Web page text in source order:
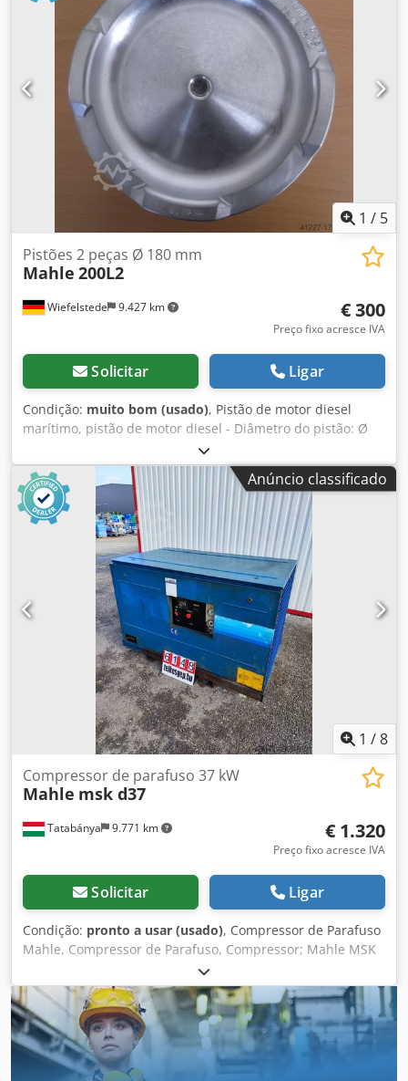
610 mm Dodpfx Ajwbz Daoqqsck -Peso: 4,2 kg
1 / 5
Wiefelstede 9.427 km
Pistões 2 peças Ø 180 mm
Mahle 200L2
€ 300
Preço fixo acresce IVA
Solicitar Ligar
Condição: muito bom (usado), Pistão de motor diesel
marítimo, pistão de motor diesel - Diâmetro do pistão: Ø
199 mm - Altura do pistão: 265 mm - Pino do pistão: Ø 75
mm - Distância do centro do pino do pistão ao topo do
pistão: 155 mm - Quantidade: 2 unidades disponíveis
Dedpfxob A H Ags Aqqeck - Preço: por unidade - Peso:
9,025 kg
Anúncio classificado
1 /8
Tatabánya 9.771 km
Compressor de parafuso 37 kW
Mahle msk d37
€ 1.320
Preço fixo acresce IVA
Solicitar Ligar
Condição: pronto a usar (usado), Compressor de Parafuso
Mahle, Compressor de Parafuso, Compressor; Mahle MSK
D37, Compressor de Parafuso de 37 kW, Máquina Usada
Dsdpfowqbzdjx Aqqock Fabricante: Mahle Tipo: MSK D37
Ano: 1995 Dimensões: 1480 x 845 x 1010 mm Horas de
Operação: 48.600 Pressão Máxima de Operação: 10 Bar
Potência: 37 kW Volume de Entrega: 4900 l/min; 4,9 m³/h